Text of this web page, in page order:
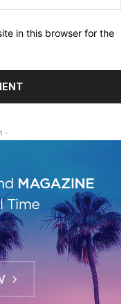
in this browser for the
-